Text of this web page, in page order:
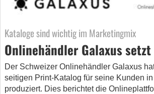
Kataloge sind wichtig im Marketingmix
Onlinehändler Galaxus
Der Schweizer Onlinehändler Galaxus
seitigen Print-Katalog für seine Kunden
produziert. Dies berichtet die